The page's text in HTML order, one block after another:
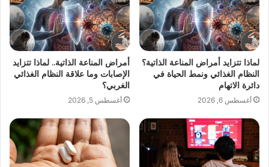
لماذا تتزايد أمراض المناعة الذاتية؟
النظام الغذائي ونمط الحياة في
دائرة الاتهام
أغسطس 6, 2026
أمراض المناعة الذاتية.. لماذا تتزايد
الإصابات وما علاقة النظام الغذائي
الغربي؟
أغسطس 5, 2026